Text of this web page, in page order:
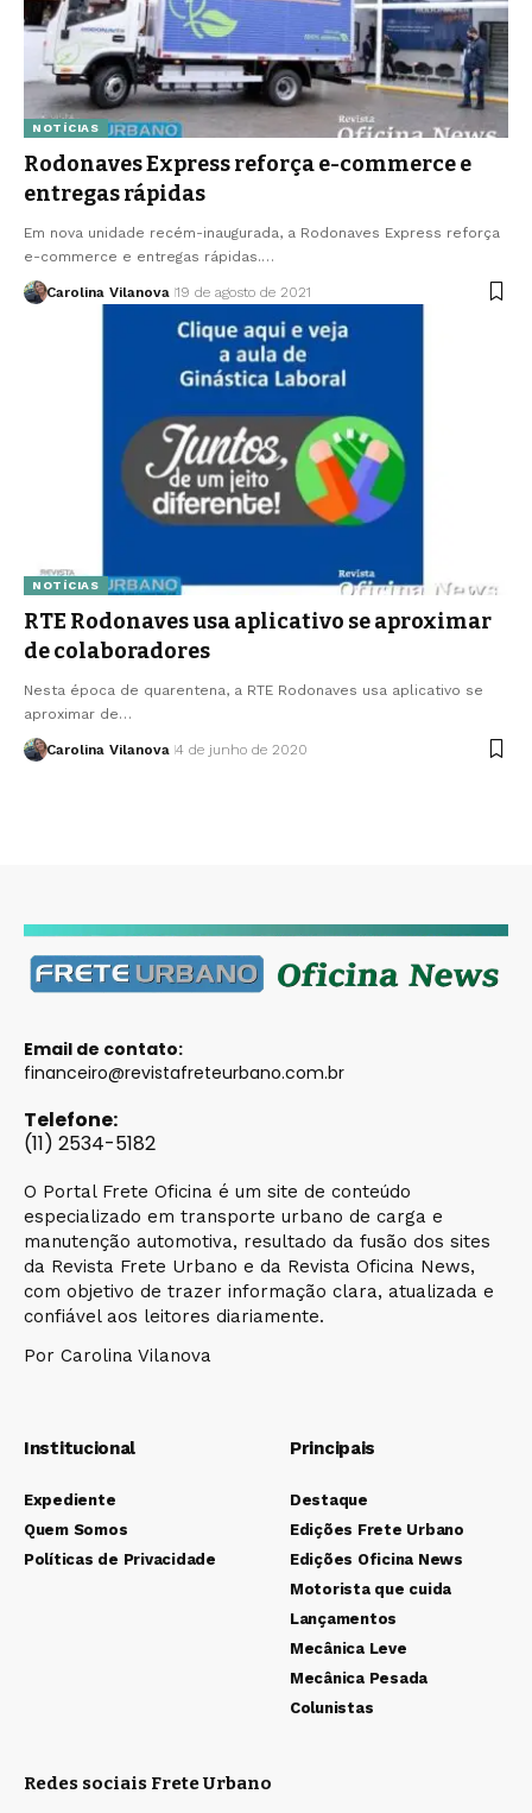
NOTÍCIAS
Rodonaves Express reforça e-commerce e
entregas rápidas
Em nova unidade recém-inaugurada, a Rodonaves Express reforça
e-commerce e entregas rápidas.…
Carolina Vilanova 19 de agosto de 2021
NOTÍCIAS
RTE Rodonaves usa aplicativo se aproximar
de colaboradores
Nesta época de quarentena, a RTE Rodonaves usa aplicativo se
aproximar de…
Carolina Vilanova 4 de junho de 2020
Email de contato:
financeiro@revistafreteurbano.com.br
Telefone:
(11) 2534-5182
O Portal Frete Oficina é um site de conteúdo
especializado em transporte urbano de carga e
manutenção automotiva, resultado da fusão dos sites
da Revista Frete Urbano e da Revista Oficina News,
com objetivo de trazer informação clara, atualizada e
confiável aos leitores diariamente.
Por Carolina Vilanova
Institucional
Expediente
Quem Somos
Políticas de Privacidade
Principais
Destaque
Edições Frete Urbano
Edições Oficina News
Motorista que cuida
Lançamentos
Mecânica Leve
Mecânica Pesada
Colunistas
Redes sociais Frete Urbano